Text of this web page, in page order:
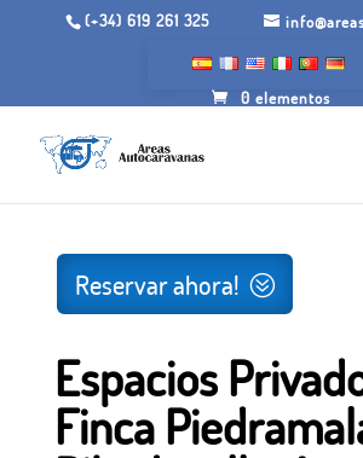
(+34) 619 261 325
0 elementos
Finca Piedramala, Ribadesella, Asturias.
Reservar ahora!
Espacios
Finca